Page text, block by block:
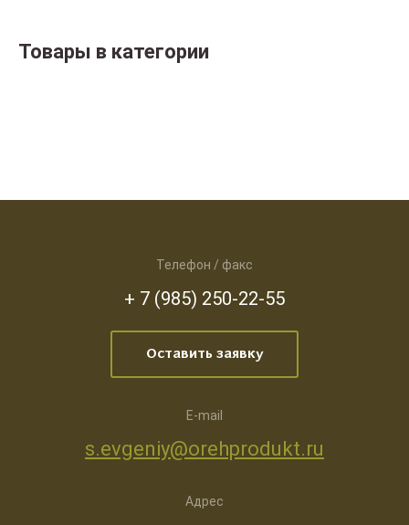
Товары в категории
Телефон / факс
+ 7 (985) 250-22-55
Оставить заявку
E-mail
s.evgeniy@orehprodukt.ru
Адрес